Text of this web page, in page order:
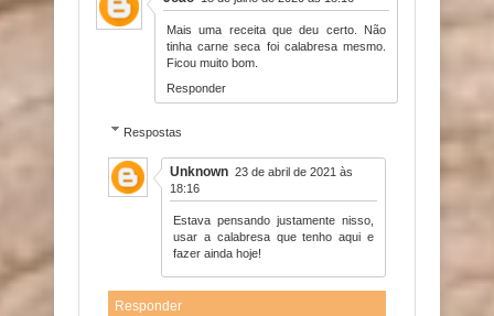
Mais uma receita que deu certo. Não
tinha carne seca foi calabresa mesmo.
Ficou muito bom.
Responder
Respostas
Unknown 23 de abril de 2021 às
18:16
Estava pensando justamente nisso,
usar a calabresa que tenho aqui e
fazer ainda hoje!
Responder